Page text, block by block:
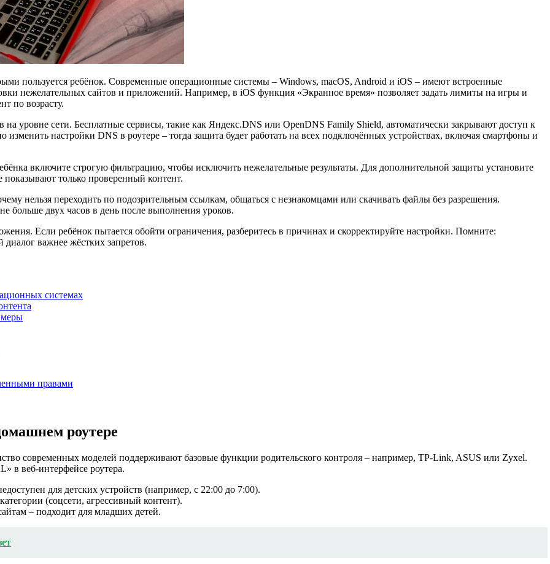
пользуется ребёнок. Современные операционные системы – Windows, macOS, Android и iOS – имеют встроенные
нежелательных сайтов и приложений. Например, в iOS функция «Экранное время» позволяет задать лимиты на игры и
по возрасту.
на уровне сети. Бесплатные сервисы, такие как Яндекс.DNS или OpenDNS Family Shield, автоматически закрывают доступ к
настройки DNS в роутере – тогда защита будет работать на всех подключённых устройствах, включая смартфоны и
включите строгую фильтрацию, чтобы исключить нежелательные результаты. Для дополнительной защиты установите
показывают только проверенный контент.
нельзя переходить по подозрительным ссылкам, общаться с незнакомцами или скачивать файлы без разрешения.
больше двух часов в день после выполнения уроков.
Если ребёнок пытается обойти ограничения, разберитесь в причинах и скорректируйте настройки. Помните:
важнее жёстких запретов.
системах
правами
роутере
современных моделей поддерживают базовые функции родительского контроля – например, TP-Link, ASUS или Zyxel.
в веб-интерфейсе роутера.
для детских устройств (например, с 22:00 до 7:00).
(соцсети, агрессивный контент).
– подходит для младших детей.